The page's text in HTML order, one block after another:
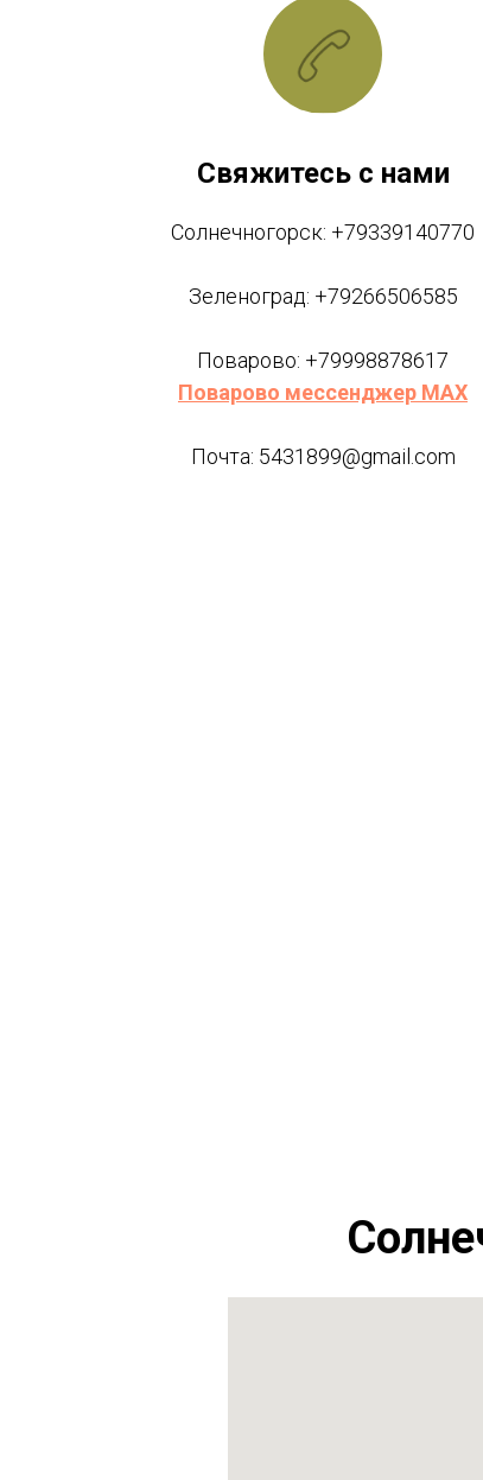
Свяжитесь с нами
Солнечногорск: +79339140770
Зеленоград: +79266506585
Поварово: +79998878617
Поварово мессенджер MAX
Почта: 5431899@gmail.com